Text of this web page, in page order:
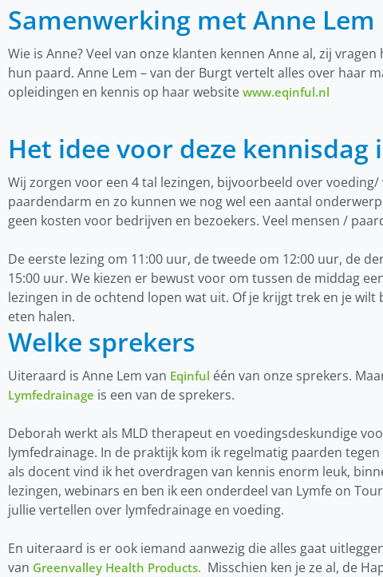
Samenwerking met Anne Lem
Wie is Anne? Veel van onze klanten kennen Anne al, zij
hun paard. Anne Lem – van der Burgt vertelt alles over haar
opleidingen en kennis op haar website www.eqinful.nl
Het idee voor deze kennisdag
Wij zorgen voor een 4 tal lezingen, bijvoorbeeld over
paardendarm en zo kunnen we nog wel een aantal
geen kosten voor bedrijven en bezoekers. Veel mensen /
De eerste lezing om 11:00 uur, de tweede om 12:00 uur, de
15:00 uur. We kiezen er bewust voor om tussen de middag
lezingen in de ochtend lopen wat uit. Of je krijgt trek en je wilt
eten halen.
Welke sprekers
Uiteraard is Anne Lem van Eqinful één van onze sprekers.
Lymfedrainage is een van de sprekers.
Deborah werkt als MLD therapeut en voedingsdeskundige
lymfedrainage. In de praktijk kom ik regelmatig paarden
als docent vind ik het overdragen van kennis enorm leuk,
lezingen, webinars en ben ik een onderdeel van Lymfe on
jullie vertellen over lymfedrainage en voeding.
En uiteraard is er ook iemand aanwezig die alles gaat
van Greenvalley Health Products. Misschien ken je ze al, de